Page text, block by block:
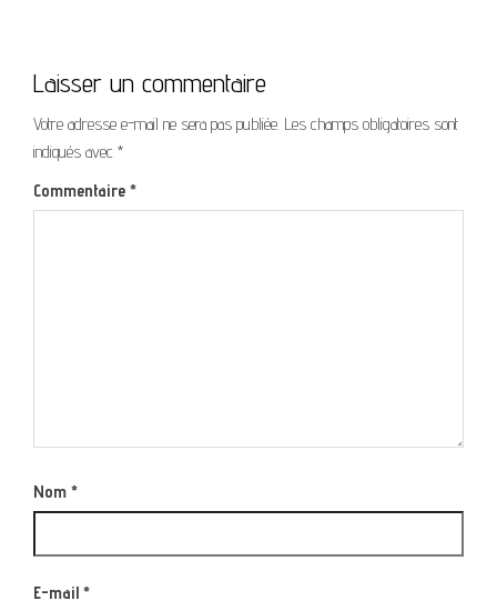
Laisser un commentaire
Votre adresse e-mail ne sera pas publiée. Les champs obligatoires sont
indiqués avec *
Commentaire *
Nom *
E-mail *